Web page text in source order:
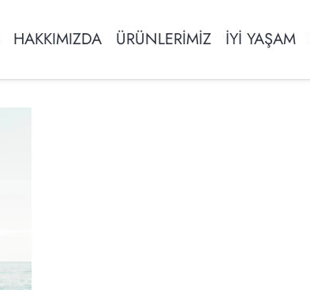
HAKKIMIZDA ÜRÜNLERİMİZ İYİ YAŞAM